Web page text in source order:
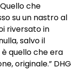
che
su un nastro al
riversato in
salvo il
è quello che era
originale.” DHG